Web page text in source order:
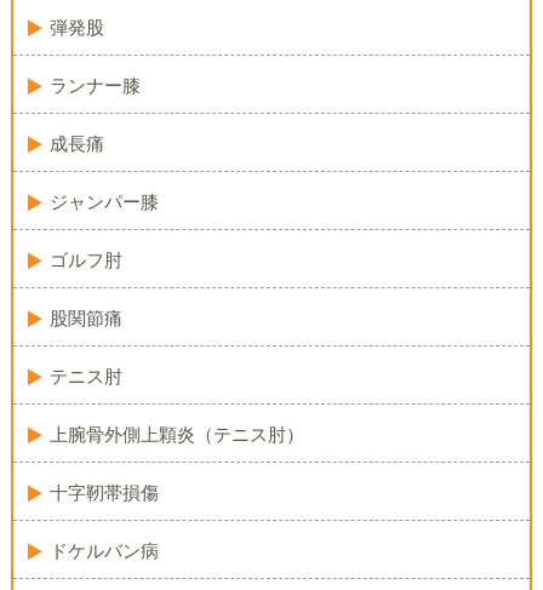
弾発股
ランナー膝
成長痛
ジャンパー膝
ゴルフ肘
股関節痛
テニス肘
上腕骨外側上顆炎（テニス肘）
十字靭帯損傷
ドケルバン病